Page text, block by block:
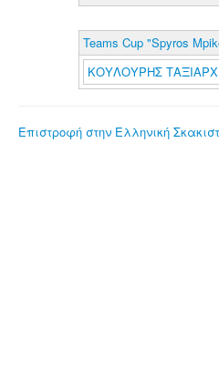
Teams Cup "Spyros
ΚΟΥΛΟΥΡΗΣ
Επιστροφή στην Ελληνική